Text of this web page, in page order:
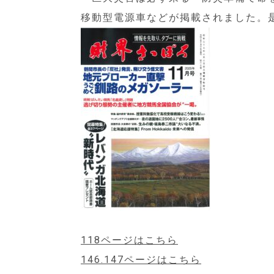
移動型電源車などが掲載されました。
118ページはこちら
146.147ページはこちら